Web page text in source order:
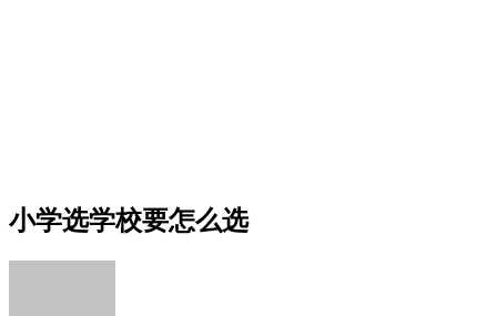
小学选学校要怎么选